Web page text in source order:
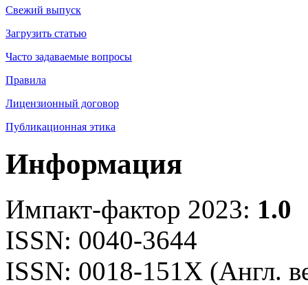
Свежий выпуск
Загрузить статью
Часто задаваемые вопросы
Правила
Лицензионный договор
Публикационная этика
Информация
Импакт-фактор 2023: 1.0
ISSN: 0040-3644
ISSN: 0018-151X (Англ.